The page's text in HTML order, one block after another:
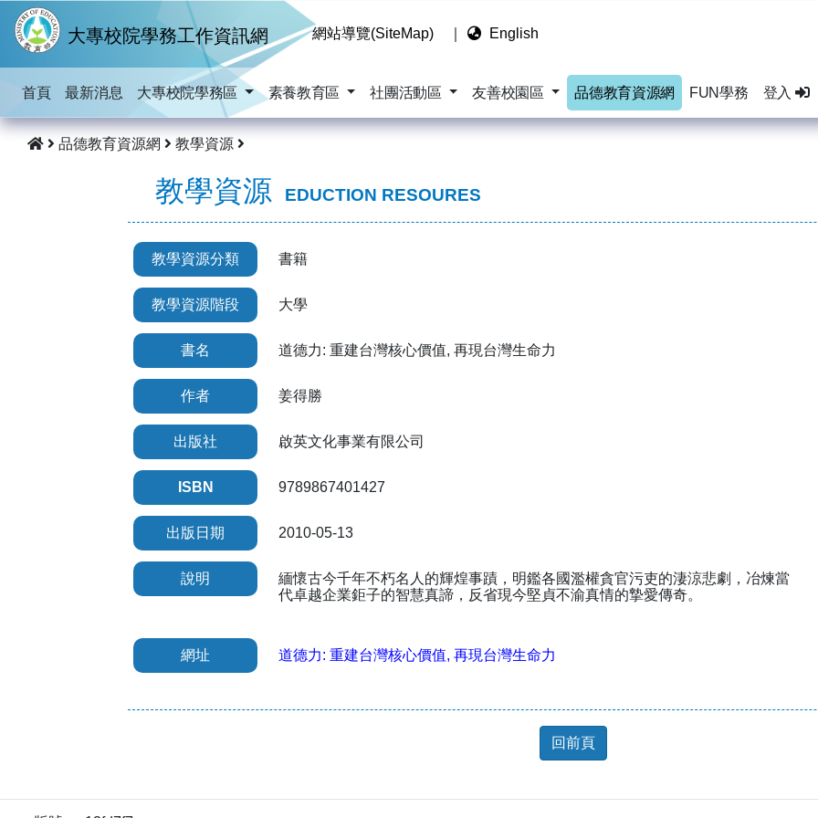
跳到主要內容
大專校院學務工作資訊網 網站導覽(SiteMap) English
首頁 最新消息 大專校院學務區 素養教育區 社團活動區 友善校園區 品德教育資源網 FUN學務 登入
品德教育資源網 教學資源
教學資源 EDUCTION RESOURES
教學資源分類 書籍
教學資源階段 大學
書名 道德力: 重建台灣核心價值, 再現台灣生命力
作者 姜得勝
出版社 啟英文化事業有限公司
ISBN 9789867401427
出版日期 2010-05-13
說明
緬懷古今千年不朽名人的輝煌事蹟，明鑑各國濫權貪官污吏的淒涼悲劇，冶煉當
代卓越企業鉅子的智慧真諦，反省現今堅貞不渝真情的摯愛傳奇。
網址 道德力: 重建台灣核心價值, 再現台灣生命力
回前頁